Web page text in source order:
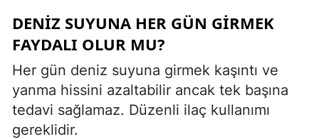
DENIZ SUYUNA HER GÜN GIRMEK
FAYDALI OLUR MU?
Her gün deniz suyuna girmek kaşıntı ve
yanma hissini azaltabilir ancak tek başına
tedavi sağlamaz. Düzenli ilaç kullanımı
gereklidir.